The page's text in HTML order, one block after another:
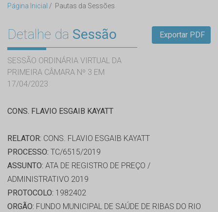
Página Inicial Pautas da Sessões
Detalhe da Sessão
SESSÃO ORDINÁRIA VIRTUAL DA
PRIMEIRA CÂMARA Nº 3 EM
17/04/2023
Exportar PDF
CONS. FLAVIO ESGAIB KAYATT
RELATOR: CONS. FLAVIO ESGAIB KAYATT
PROCESSO: TC/6515/2019
ASSUNTO: ATA DE REGISTRO DE PREÇO /
ADMINISTRATIVO 2019
PROTOCOLO: 1982402
ORGÃO: FUNDO MUNICIPAL DE SAÚDE DE RIBAS DO RIO